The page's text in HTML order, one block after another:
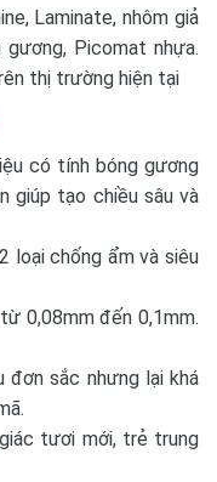
Laminate, nhôm giả
Picomat nhựa.
thị trường hiện tại
có tính bóng gương
giúp tạo chiều sâu và
loại chống ẩm và siêu
0,08mm đến 0,1mm.
đơn sắc nhưng lại khá
tươi mới, trẻ trung